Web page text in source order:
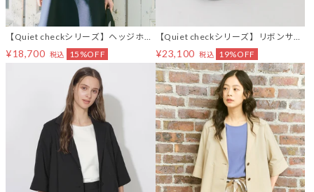
【Quiet checkシリーズ】ヘッジホッ
グTワンピース
¥18,700 税込 15%OFF
【Quiet checkシリーズ】リボンサン
ダル
¥23,100 税込 19%OFF